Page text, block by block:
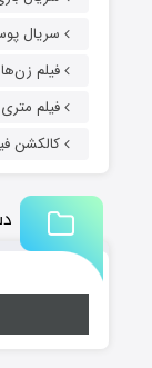
سریال
فیلم
فیلم
کالکشن